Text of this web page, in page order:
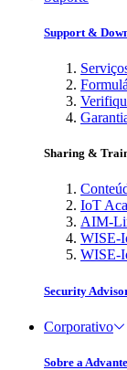
Support &
Sharing &
IoT
AIM-
WISE-
WISE-
Security
Corporativo
Sobre a